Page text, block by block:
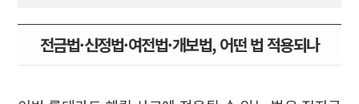
전금법·신정법·여전법·개보법, 어떤 법 적용되나